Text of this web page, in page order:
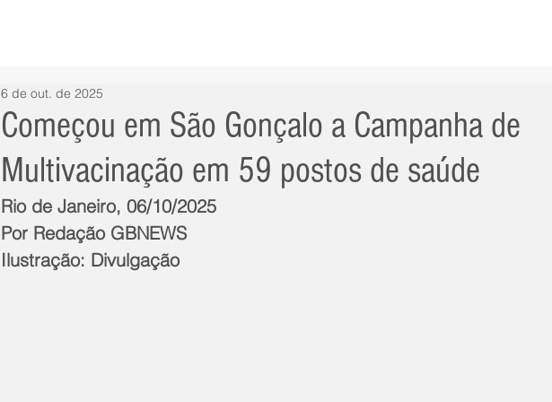
Começou em São Gonçalo a Campanha de
Multivacinação em 59 postos de saúde
6 de out. de 2025
Rio de Janeiro, 06/10/2025
Por Redação GBNEWS
Ilustração: Divulgação